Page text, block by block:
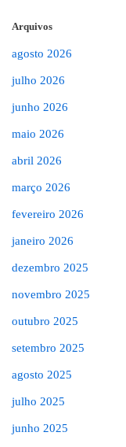
Arquivos
agosto 2026
julho 2026
junho 2026
maio 2026
abril 2026
março 2026
fevereiro 2026
janeiro 2026
dezembro 2025
novembro 2025
outubro 2025
setembro 2025
agosto 2025
julho 2025
junho 2025